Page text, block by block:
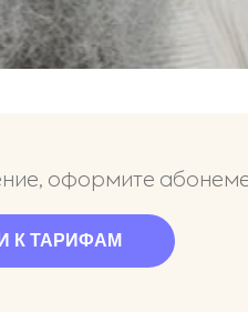
оформите
К ТАРИФАМ